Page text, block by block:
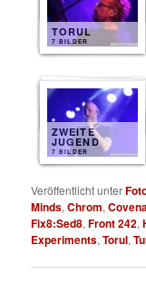
TORUL
7 BILDER
ZWEITE
JUGEND
7 BILDER
Veröffentlicht unter
Minds,Chrom,
Fix8:Sed8,Front 242,
Experiments,Torul,